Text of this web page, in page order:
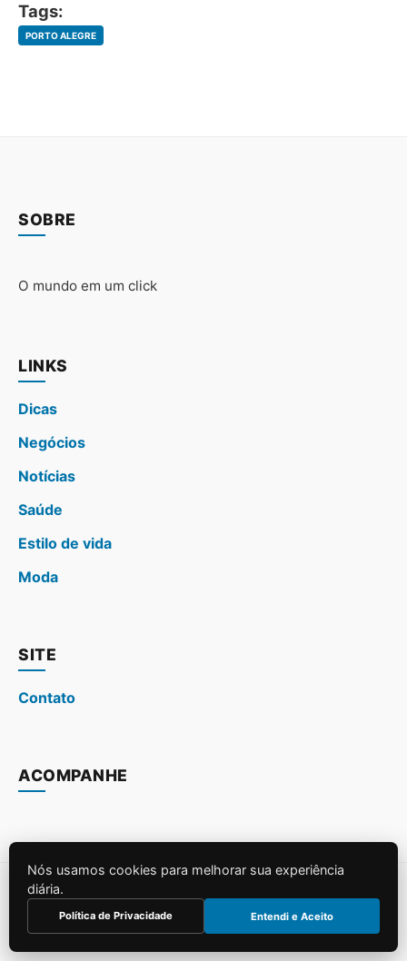
Tags:
PORTO ALEGRE
SOBRE
O mundo em um click
LINKS
Dicas
Negócios
Notícias
Saúde
Estilo de vida
Moda
SITE
Contato
ACOMPANHE
© 2026. Todos os direitos reservados.
Construído para SEO e Performance.
Nós usamos cookies para melhorar sua experiência
diária.
Política de Privacidade Entendi e Aceito